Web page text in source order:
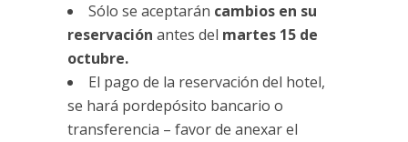
Sólo se aceptarán cambios en su
reservación antes del martes 15 de
octubre.
El pago de la reservación del hotel,
se hará pordepósito bancario o
transferencia – favor de anexar el